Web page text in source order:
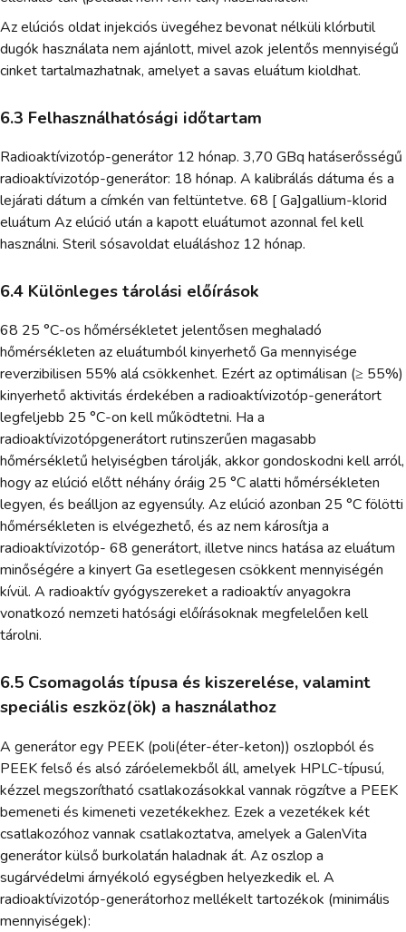
Az elúciós oldat injekciós üvegéhez bevonat nélküli klórbutil
dugók használata nem ajánlott, mivel azok jelentős mennyiségű
cinket tartalmazhatnak, amelyet a savas eluátum kioldhat.
6.3 Felhasználhatósági időtartam
Radioaktívizotóp-generátor 12 hónap. 3,70 GBq hatáserősségű
radioaktívizotóp-generátor: 18 hónap. A kalibrálás dátuma és a
lejárati dátum a címkén van feltüntetve. 68 [ Ga]gallium-klorid
eluátum Az elúció után a kapott eluátumot azonnal fel kell
használni. Steril sósavoldat eluáláshoz 12 hónap.
6.4 Különleges tárolási előírások
68 25 °C-os hőmérsékletet jelentősen meghaladó
hőmérsékleten az eluátumból kinyerhető Ga mennyisége
reverzibilisen 55% alá csökkenhet. Ezért az optimálisan (≥ 55%)
kinyerhető aktivitás érdekében a radioaktívizotóp-generátort
legfeljebb 25 °C-on kell működtetni. Ha a
radioaktívizotópgenerátort rutinszerűen magasabb
hőmérsékletű helyiségben tárolják, akkor gondoskodni kell arról,
hogy az elúció előtt néhány óráig 25 °C alatti hőmérsékleten
legyen, és beálljon az egyensúly. Az elúció azonban 25 °C fölötti
hőmérsékleten is elvégezhető, és az nem károsítja a
radioaktívizotóp- 68 generátort, illetve nincs hatása az eluátum
minőségére a kinyert Ga esetlegesen csökkent mennyiségén
kívül. A radioaktív gyógyszereket a radioaktív anyagokra
vonatkozó nemzeti hatósági előírásoknak megfelelően kell
tárolni.
6.5 Csomagolás típusa és kiszerelése, valamint
speciális eszköz(ök) a használathoz
A generátor egy PEEK (poli(éter-éter-keton)) oszlopból és
PEEK felső és alsó záróelemekből áll, amelyek HPLC-típusú,
kézzel megszorítható csatlakozásokkal vannak rögzítve a PEEK
bemeneti és kimeneti vezetékekhez. Ezek a vezetékek két
csatlakozóhoz vannak csatlakoztatva, amelyek a GalenVita
generátor külső burkolatán haladnak át. Az oszlop a
sugárvédelmi árnyékoló egységben helyezkedik el. A
radioaktívizotóp-generátorhoz mellékelt tartozékok (minimális
mennyiségek):